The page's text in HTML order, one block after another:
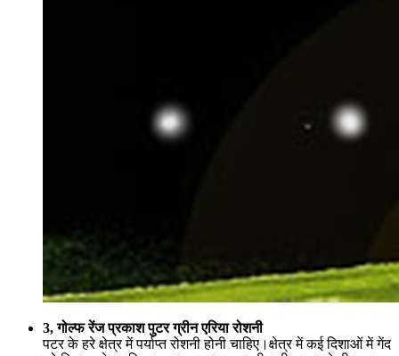
3, गोल्फ रेंज प्रकाश पुटर ग्रीन एरिया रोशनी
पटर के हरे क्षेत्र में पर्याप्त रोशनी होनी चाहिए।क्षेत्र में कई दिशाओं में गेंद